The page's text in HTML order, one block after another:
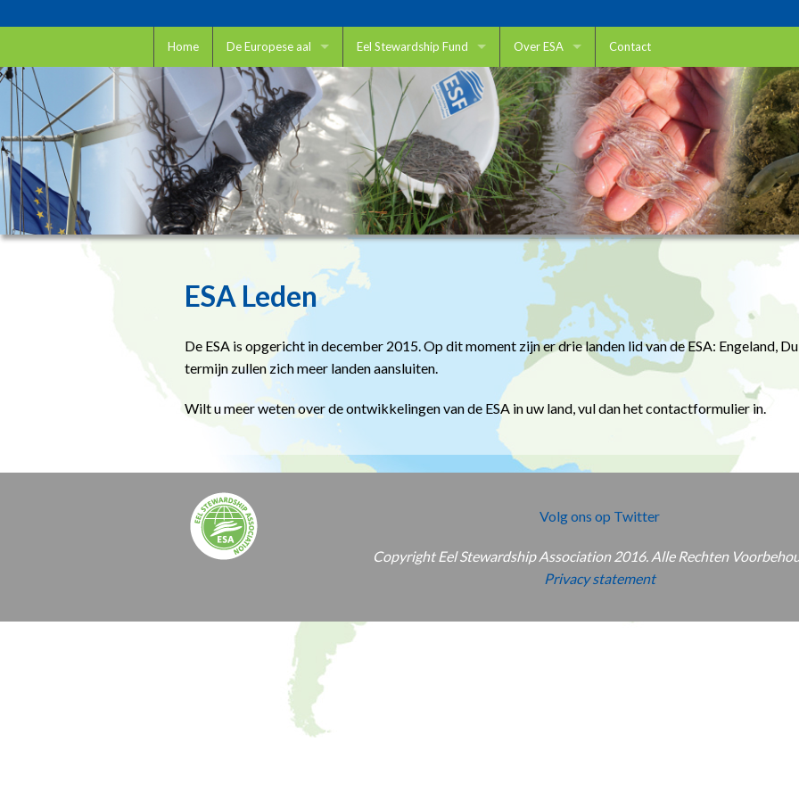
Home De Europese aal
De Europese aal
Paling en IUCN
Paling en CITES
Paling en ICES
Eel Stewardship Fund
Eel Stewardship Fonds
Hoe gebruik ik het ESF
Wilt u helpen?
Verbetering van de palingstand
Wetenschappelijk onderzoek
Paling Over De Dijk
Het oplossen van migratieknelpunten
Over ESA
Eel Stewardship Association
ESA leden
DUPAN
Aalinitiative
Sustainable Eel Group
Lid worden?
Aquacultuur
Handel
Contact
ESA Leden
De ESA is opgericht in december 2015. Op dit moment zijn er drie landen lid van de ESA: Engeland,
termijn zullen zich meer landen aansluiten.
Wilt u meer weten over de ontwikkelingen van de ESA in uw land, vul dan het contactformulier in.
Volg ons op Twitter
Copyright Eel Stewardship Association 2016. Alle Rechten
Privacy statement